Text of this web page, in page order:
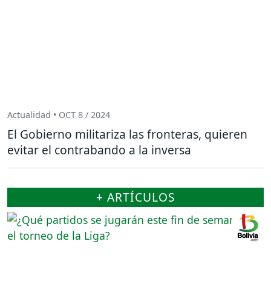
Actualidad • OCT 8 / 2024
El Gobierno militariza las fronteras, quieren
evitar el contrabando a la inversa
+ ARTÍCULOS